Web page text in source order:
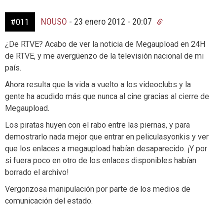
#011 NOUSO - 23 enero 2012 - 20:07
¿De RTVE? Acabo de ver la noticia de Megaupload en 24H
de RTVE, y me avergüenzo de la televisión nacional de mi
país.
Ahora resulta que la vida a vuelto a los videoclubs y la
gente ha acudido más que nunca al cine gracias al cierre de
Megaupload.
Los piratas huyen con el rabo entre las piernas, y para
demostrarlo nada mejor que entrar en peliculasyonkis y ver
que los enlaces a megaupload habían desaparecido. ¡Y por
si fuera poco en otro de los enlaces disponibles habían
borrado el archivo!
Vergonzosa manipulación por parte de los medios de
comunicación del estado.